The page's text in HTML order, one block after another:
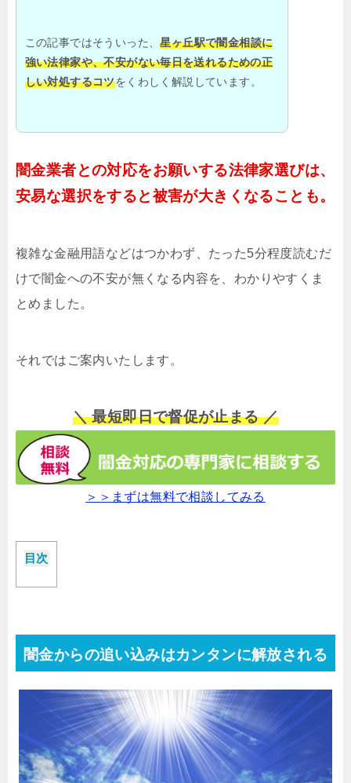
この記事ではそういった、星ヶ丘駅で闇金相談に
強い法律家や、不安がない毎日を送れるための正
しい対処するコツをくわしく解説しています。
闇金業者との対応をお願いする法律家選びは、
安易な選択をすると被害が大きくなることも。
複雑な金融用語などはつかわず、たった5分程度読むだ
けで闇金への不安が無くなる内容を、わかりやすくま
とめました。
それではご案内いたします。
＼ 最短即日で督促が止まる ／
＞＞まずは無料で相談してみる
目次
闇金からの追い込みはカンタンに解放される